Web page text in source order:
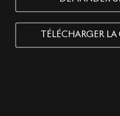
TÉLÉCHARGER LA